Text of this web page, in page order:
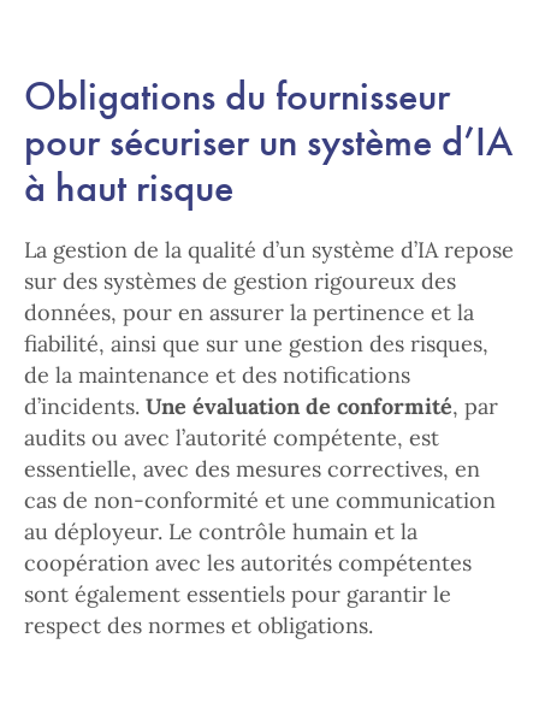
Obligations du fournisseur
pour sécuriser un système d’IA
à haut risque
La gestion de la qualité d’un système d’IA repose
sur des systèmes de gestion rigoureux des
données, pour en assurer la pertinence et la
fiabilité, ainsi que sur une gestion des risques,
de la maintenance et des notifications
d’incidents. Une évaluation de conformité, par
audits ou avec l’autorité compétente, est
essentielle, avec des mesures correctives, en
cas de non-conformité et une communication
au déployeur. Le contrôle humain et la
coopération avec les autorités compétentes
sont également essentiels pour garantir le
respect des normes et obligations.